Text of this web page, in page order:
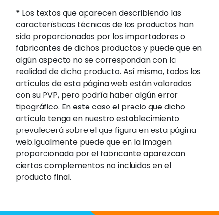
* Los textos que aparecen describiendo las
características técnicas de los productos han
sido proporcionados por los importadores o
fabricantes de dichos productos y puede que en
algún aspecto no se correspondan con la
realidad de dicho producto. Así mismo, todos los
artículos de esta página web están valorados
con su PVP, pero podría haber algún error
tipográfico. En este caso el precio que dicho
artículo tenga en nuestro establecimiento
prevalecerá sobre el que figura en esta página
web.Igualmente puede que en la imagen
proporcionada por el fabricante aparezcan
ciertos complementos no incluidos en el
producto final.